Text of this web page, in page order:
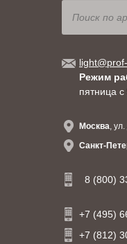
Режим
пятница
Москва,
Санкт-
8 (800)
+7 (495)
+7 (812)